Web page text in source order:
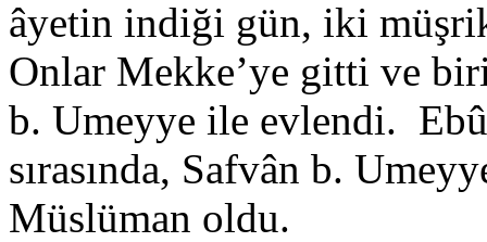
âyetin indiği gün, iki müşrik
Onlar Mekke’ye gitti ve
b. Umeyye ile evlendi.
sırasında, Safvân b.
Müslüman oldu.